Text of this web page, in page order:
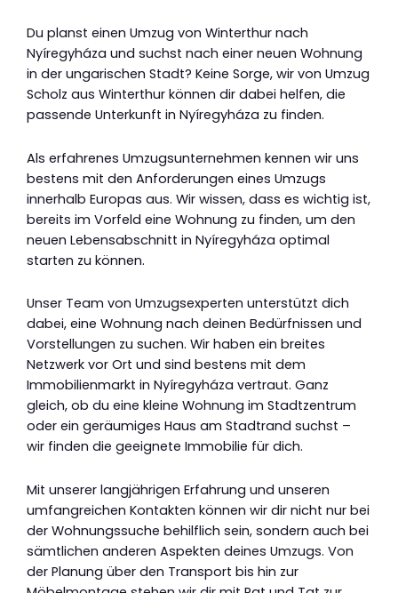
Du planst einen Umzug von Winterthur nach
Nyíregyháza und suchst nach einer neuen Wohnung
in der ungarischen Stadt? Keine Sorge, wir von Umzug
Scholz aus Winterthur können dir dabei helfen, die
passende Unterkunft in Nyíregyháza zu finden.
Als erfahrenes Umzugsunternehmen kennen wir uns
bestens mit den Anforderungen eines Umzugs
innerhalb Europas aus. Wir wissen, dass es wichtig ist,
bereits im Vorfeld eine Wohnung zu finden, um den
neuen Lebensabschnitt in Nyíregyháza optimal
starten zu können.
Unser Team von Umzugsexperten unterstützt dich
dabei, eine Wohnung nach deinen Bedürfnissen und
Vorstellungen zu suchen. Wir haben ein breites
Netzwerk vor Ort und sind bestens mit dem
Immobilienmarkt in Nyíregyháza vertraut. Ganz
gleich, ob du eine kleine Wohnung im Stadtzentrum
oder ein geräumiges Haus am Stadtrand suchst –
wir finden die geeignete Immobilie für dich.
Mit unserer langjährigen Erfahrung und unseren
umfangreichen Kontakten können wir dir nicht nur bei
der Wohnungssuche behilflich sein, sondern auch bei
sämtlichen anderen Aspekten deines Umzugs. Von
der Planung über den Transport bis hin zur